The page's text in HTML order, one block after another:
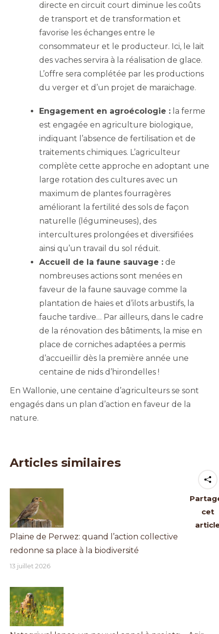
directe en circuit court diminue les coûts
de transport et de transformation et
favorise les échanges entre le
consommateur et le producteur. Ici, le lait
des vaches servira à la réalisation de glace.
L’offre sera complétée par les productions
du verger et d’un projet de maraichage.
Engagement en agroécologie : la ferme
est engagée en agriculture biologique,
indiquant l’absence de fertilisation et de
traitements chimiques. L’agriculteur
complète cette approche en adoptant une
large rotation des cultures avec un
maximum de plantes fourragères
améliorant la fertilité des sols de façon
naturelle (légumineuses), des
intercultures prolongées et diversifiées
ainsi qu’un travail du sol réduit.
Accueil de la faune sauvage : de
nombreuses actions sont menées en
faveur de la faune sauvage comme la
plantation de haies et d’ilots arbustifs, la
fauche tardive… Par ailleurs, dans le cadre
de la rénovation des bâtiments, la mise en
place de corniches adaptées a permis
d’accueillir dès la première année une
centaine de nids d’hirondelles !
En Wallonie, une centaine d’agriculteurs se sont
engagés dans un plan d’action en faveur de la
nature.
cet
Articles similaires
Plaine de Perwez: quand l’action collective
redonne sa place à la biodiversité
13 juillet 2026